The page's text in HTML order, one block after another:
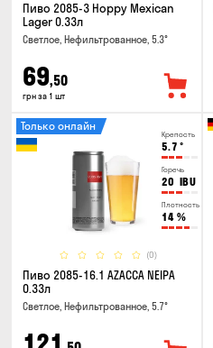
Пиво 2085-3 Hoppy Mexican
Lager 0.33л
Светлое, Нефильтрованное, 5.3°
69,50
грн за 1 шт
Крепость
5.7 °
Горечь
20 IBU
Плотность
14 %
(0)
Только онлайн
Пиво 2085-16.1 AZACCA NEIPA
0.33л
Светлое, Нефильтрованное, 5.7°